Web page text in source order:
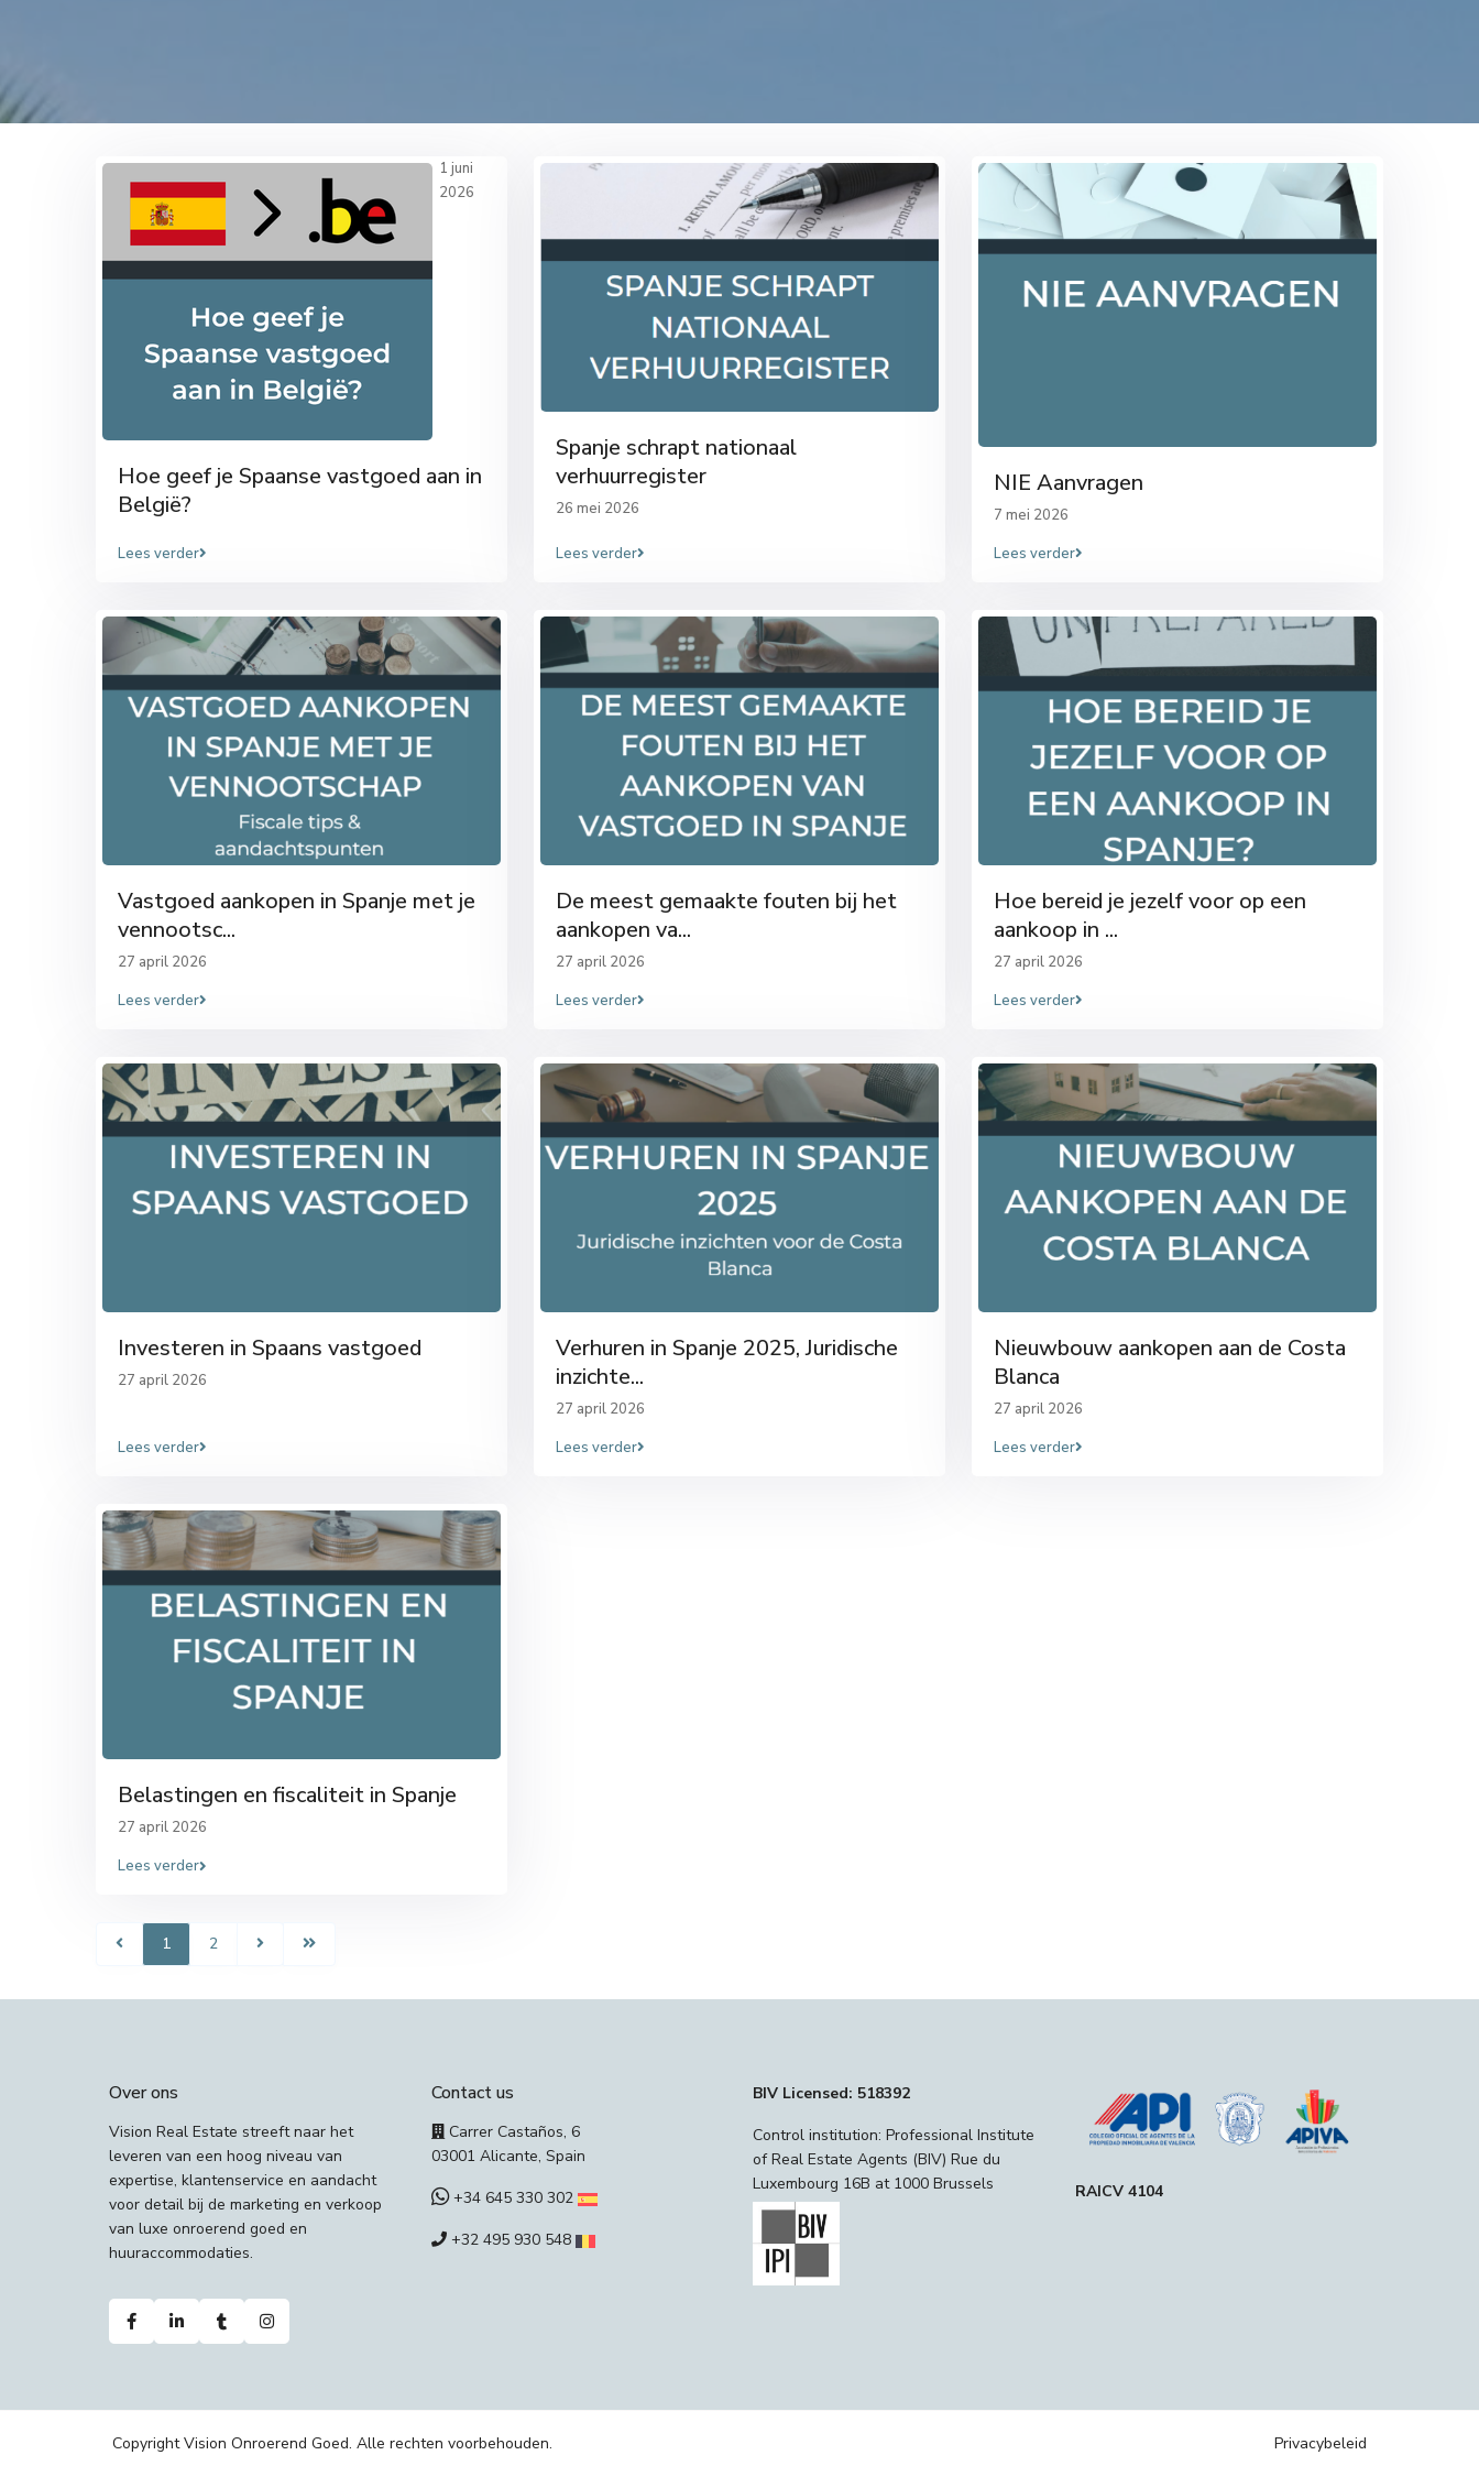
Hoe geef je Spaanse vastgoed aan in
België?
1 juni
2026
Lees verder
Spanje schrapt nationaal
verhuurregister
26 mei 2026
Lees verder
NIE Aanvragen
7 mei 2026
Lees verder
Vastgoed aankopen in Spanje met je
vennootsc...
27 april 2026
Lees verder
De meest gemaakte fouten bij het
aankopen va...
27 april 2026
Lees verder
Hoe bereid je jezelf voor op een
aankoop in ...
27 april 2026
Lees verder
Investeren in Spaans vastgoed
27 april 2026
Lees verder
Verhuren in Spanje 2025, Juridische
inzichte...
27 april 2026
Lees verder
Nieuwbouw aankopen aan de Costa
Blanca
27 april 2026
Lees verder
Belastingen en fiscaliteit in Spanje
27 april 2026
Lees verder
1 2
Over ons
Vision Real Estate streeft naar het
leveren van een hoog niveau van
expertise, klantenservice en aandacht
voor detail bij de marketing en verkoop
van luxe onroerend goed en
huuraccommodaties.
Contact us
Carrer Castaños, 6
03001 Alicante, Spain
+34 645 330 302
+32 495 930 548
BIV Licensed: 518392
Control institution: Professional Institute
of Real Estate Agents (BIV) Rue du
Luxembourg 16B at 1000 Brussels
RAICV 4104
Copyright Vision Onroerend Goed. Alle rechten voorbehouden. Privacybeleid